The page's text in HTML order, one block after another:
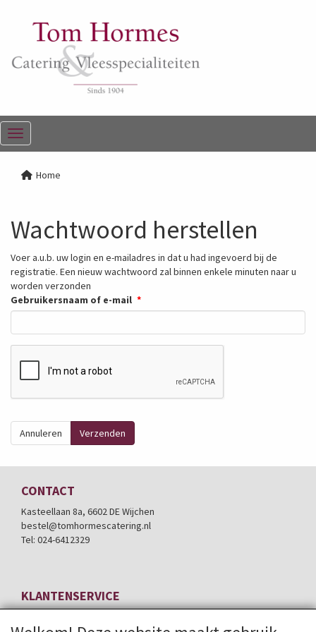
Menu
Home
Wachtwoord herstellen
Voer a.u.b. uw login en e-mailadres in dat u had ingevoerd bij de
registratie. Een nieuw wachtwoord zal binnen enkele minuten naar u
worden verzonden
Gebruikersnaam of e-mail
Annuleren Verzenden
CONTACT
Kasteellaan 8a, 6602 DE Wijchen
bestel@tomhormescatering.nl
Tel: 024-6412329
KLANTENSERVICE